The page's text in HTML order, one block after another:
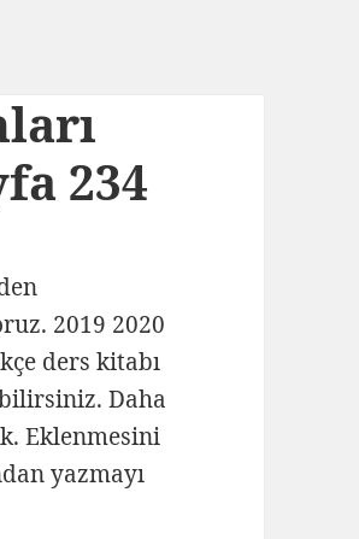
234
2019 2020
ders kitabı
Daha
Eklenmesini
yazmayı